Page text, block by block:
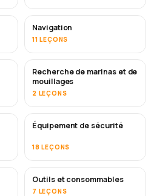
Navigation
11 LEÇONS
Recherche de marinas et de
mouillages
2 LEÇONS
Équipement de sécurité
18 LEÇONS
Outils et consommables
7 LEÇONS